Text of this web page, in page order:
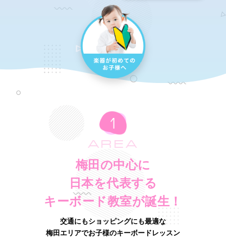
AREA
梅田の中心に
日本を代表する
キーボード教室が誕生！
交通にもショッピングにも最適な
梅田エリアでお子様のキーボードレッスン